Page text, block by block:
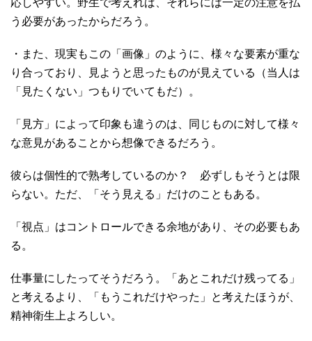
う必要があったからだろう。
・また、現実もこの「画像」のように、様々な要素が重な
り合っており、見ようと思ったものが見えている（当人は
「見たくない」つもりでいてもだ）。
「見方」によって印象も違うのは、同じものに対して様々
な意見があることから想像できるだろう。
彼らは個性的で熟考しているのか？ 必ずしもそうとは限
らない。ただ、「そう見える」だけのこともある。
「視点」はコントロールできる余地があり、その必要もあ
る。
仕事量にしたってそうだろう。「あとこれだけ残ってる」
と考えるより、「もうこれだけやった」と考えたほうが、
精神衛生上よろしい。